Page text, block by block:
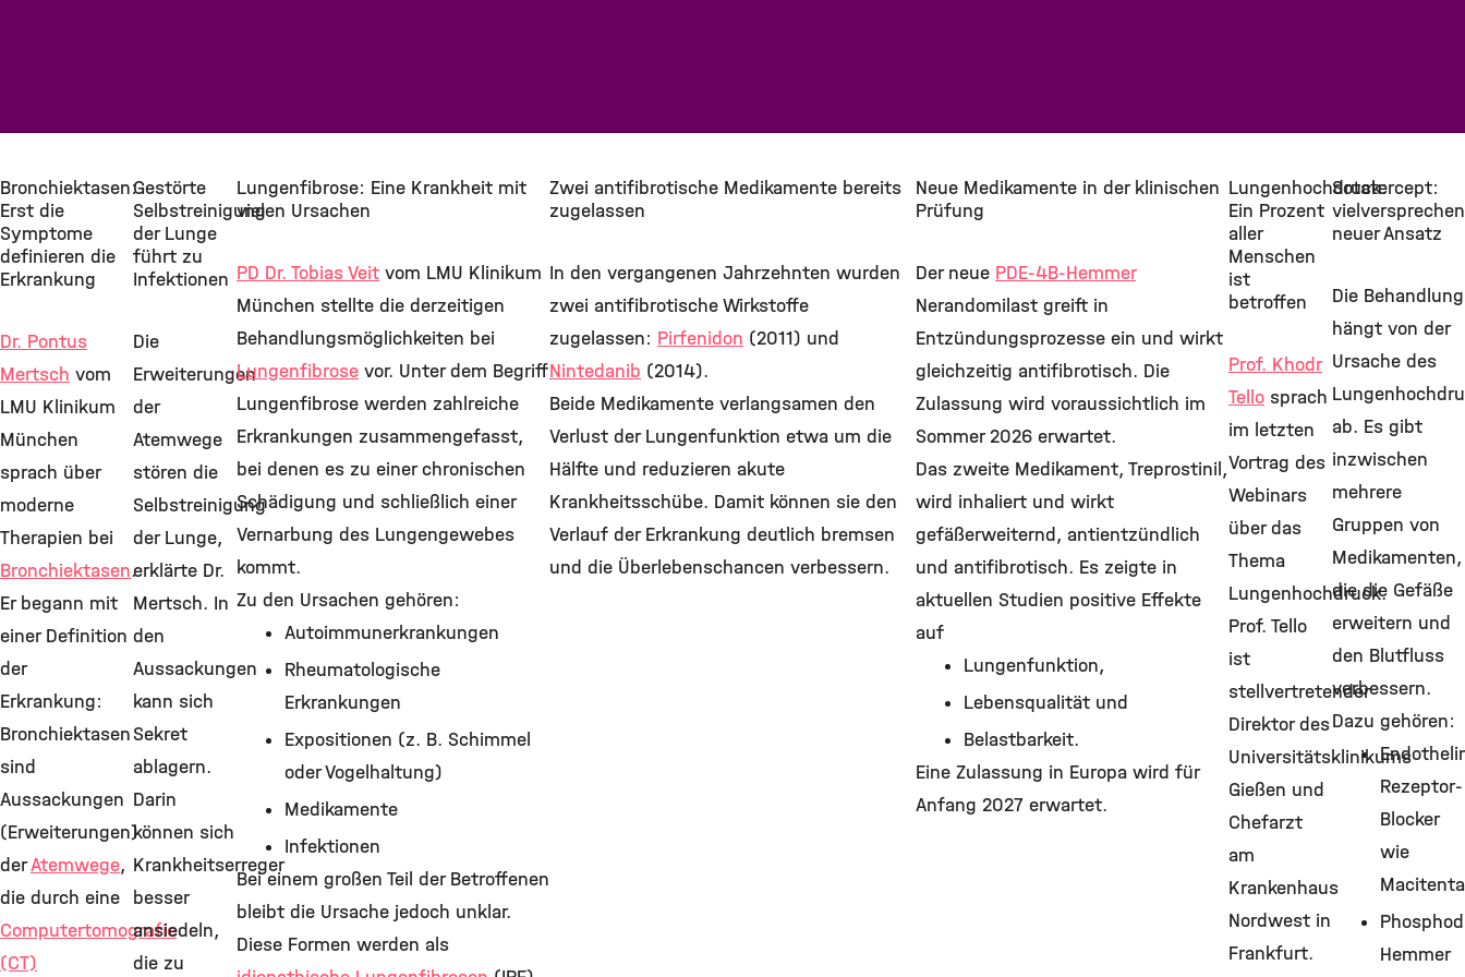
Bronchiektasen:
Erst die
Symptome
definieren die
Erkrankung
Dr. Pontus
Mertsch vom
LMU Klinikum
München
sprach über
moderne
Therapien bei
Bronchiektasen.
Er begann mit
einer Definition
der
Erkrankung:
Bronchiektasen
sind
Aussackungen
(Erweiterungen)
derAtemwege,
die durch eine
Computertomografie
(CT)
Gestörte
Selbstreinigung
der Lunge
führt zu
Infektionen
Die
Erweiterungen
der
Atemwege
stören die
Selbstreinigung
der Lunge,
erklärte Dr.
Mertsch. In
den
Aussackungen
kann sich
Sekret
ablagern.
Darin
können sich
Krankheitserreger
besser
ansiedeln,
die zu
Lungenfibrose: Eine Krankheit mit
vielen Ursachen
PD Dr. Tobias Veit vom LMU Klinikum
München stellte die derzeitigen
Behandlungsmöglichkeiten bei
Lungenfibrose vor. Unter dem Begriff
Lungenfibrose werden zahlreiche
Erkrankungen zusammengefasst,
bei denen es zu einer chronischen
Schädigung und schließlich einer
Vernarbung des Lungengewebes
kommt.
Zu den Ursachen gehören:
Autoimmunerkrankungen
Rheumatologische
Erkrankungen
Expositionen (z. B. Schimmel
oder Vogelhaltung)
Medikamente
Infektionen
Bei einem großen Teil der Betroffenen
bleibt die Ursache jedoch unklar.
Diese Formen werden als
Zwei antifibrotische Medikamente bereits
zugelassen
In den vergangenen Jahrzehnten wurden
zwei antifibrotische Wirkstoffe
zugelassen: Pirfenidon (2011) und
Nintedanib (2014).
Beide Medikamente verlangsamen den
Verlust der Lungenfunktion etwa um die
Hälfte und reduzieren akute
Krankheitsschübe. Damit können sie den
Verlauf der Erkrankung deutlich bremsen
und die Überlebenschancen verbessern.
Neue Medikamente in der klinischen
Prüfung
Der neue PDE-4B-Hemmer
Nerandomilast greift in
Entzündungsprozesse ein und wirkt
gleichzeitig antifibrotisch. Die
Zulassung wird voraussichtlich im
Sommer 2026 erwartet.
Das zweite Medikament, Treprostinil,
wird inhaliert und wirkt
gefäßerweiternd, antientzündlich
und antifibrotisch. Es zeigte in
aktuellen Studien positive Effekte
auf
Lungenfunktion,
Lebensqualität und
Belastbarkeit.
Eine Zulassung in Europa wird für
Anfang 2027 erwartet.
Lungenhochdruck:
Ein Prozent
aller
Menschen
ist
betroffen
Prof. Khodr
Tello sprach
im letzten
Vortrag des
Webinars
über das
Thema
Lungenhochdruck.
Prof. Tello
ist
stellvertretender
Direktor des
Universitätsklinikums
Gießen und
Chefarzt
am
Krankenhaus
Nordwest in
Frankfurt.
Sotatercept:
neuer Ansatz
Die Behandlung
hängt von der
Ursache des
ab. Es gibt
inzwischen
mehrere
Gruppen von
Medikamenten,
die die Gefäße
erweitern und
den Blutfluss
verbessern.
Dazu gehören:
Rezeptor-
Blocker
wie
Hemmer